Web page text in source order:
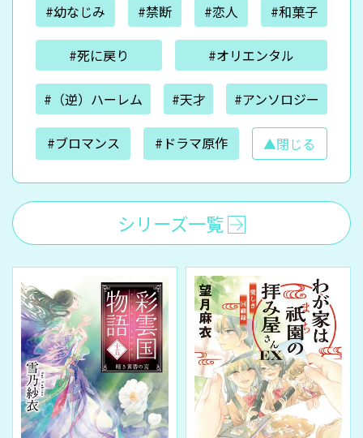
#幼なじみ #禁断 #恋人 #和菓子
#死に戻り #オリエンタル
#（逆）ハーレム #天才 #アンソロジー
#ブロマンス #ドラマ原作 ▲閉じる
シリーズ一覧